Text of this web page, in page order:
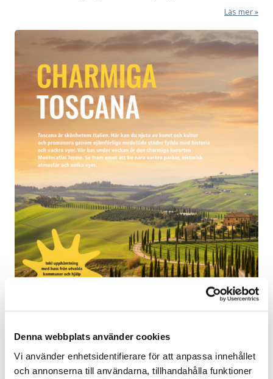
Denna webbplats använder cookies
Vi använder enhetsidentifierare för att anpassa innehållet
och annonserna till användarna, tillhandahålla funktioner
Läs mer